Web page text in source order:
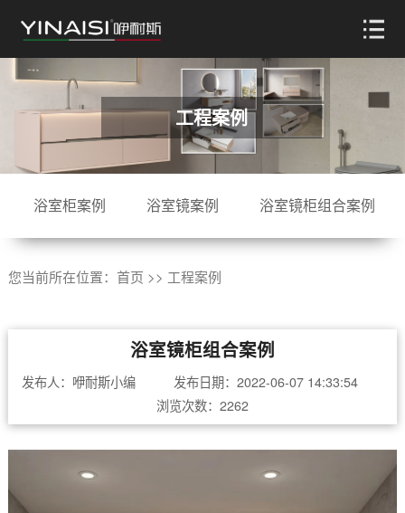
工程案例
浴室柜案例 浴室镜案例 浴室镜柜组合案例
您当前所在位置： 首页 >> 工程案例
浴室镜柜组合案例
发布人：咿耐斯小编 发布日期：2022-06-07 14:33:54
浏览次数：2262